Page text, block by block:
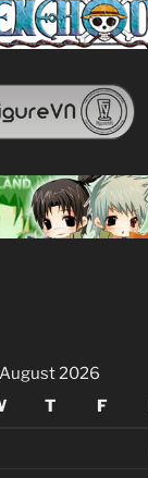
August 2026
T F